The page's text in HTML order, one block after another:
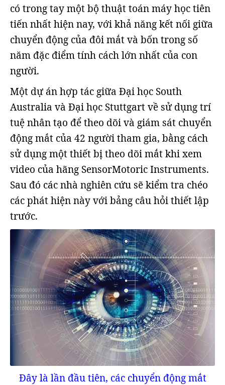
có trong tay một bộ thuật toán máy học tiên
tiến nhất hiện nay, với khả năng kết nối giữa
chuyển động của đôi mắt và bốn trong số
năm đặc điểm tính cách lớn nhất của con
người.
Một dự án hợp tác giữa Đại học South
Australia và Đại học Stuttgart về sử dụng trí
tuệ nhân tạo để theo dõi và giám sát chuyển
động mắt của 42 người tham gia, bằng cách
sử dụng một thiết bị theo dõi mắt khi xem
video của hãng SensorMotoric Instruments.
Sau đó các nhà nghiên cứu sẽ kiểm tra chéo
các phát hiện này với bảng câu hỏi thiết lập
trước.
Đây là lần đầu tiên, các chuyển động mắt